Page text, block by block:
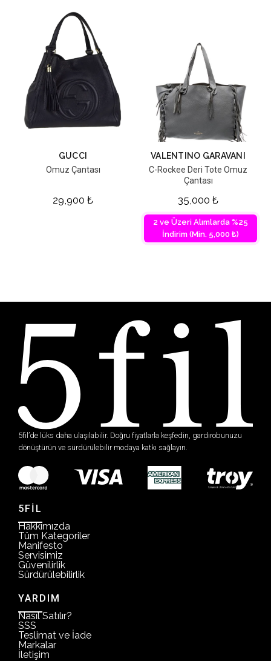
GUCCI
Omuz Çantası
29,900 ₺
VALENTINO GARAVANI
C-Rockee Deri Tote Omuz
Çantası
35,000 ₺
2 ve Üzeri Alımlarda %25
İndirim (Min. 5,000 ₺)
5fil’de lüks daha ulaşılabilir. Doğru fiyatlarla keşfedin, gardırobunuzu
dönüştürün ve sürdürülebilir modaya katkı sağlayın.
5FİL
Hakkımızda
Tüm Kategoriler
Manifesto
Servisimiz
Güvenilirlik
Sürdürülebilirlik
YARDIM
Nasıl Satılır?
SSS
Teslimat ve İade
Markalar
İletişim